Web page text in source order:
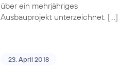
über ein mehrjähriges
Ausbauprojekt unterzeichnet. […]
23. April 2018